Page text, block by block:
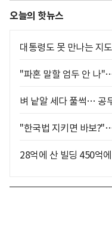
오늘의 핫뉴스
대통령도 못 만나는 지
"파혼 말할 엄두 안 나
벼 낱알 세다 풀썩… 공
"한국법 지키면 바보
28억에 산 빌딩 450억